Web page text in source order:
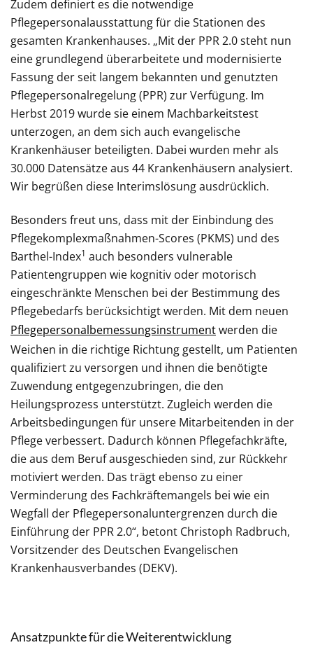
Zudem definiert es die notwendige
Pflegepersonalausstattung für die Stationen des
gesamten Krankenhauses. „Mit der PPR 2.0 steht nun
eine grundlegend überarbeitete und modernisierte
Fassung der seit langem bekannten und genutzten
Pflegepersonalregelung (PPR) zur Verfügung. Im
Herbst 2019 wurde sie einem Machbarkeitstest
unterzogen, an dem sich auch evangelische
Krankenhäuser beteiligten. Dabei wurden mehr als
30.000 Datensätze aus 44 Krankenhäusern analysiert.
Wir begrüßen diese Interimslösung ausdrücklich.
Besonders freut uns, dass mit der Einbindung des
Pflegekomplexmaßnahmen-Scores (PKMS) und des
Barthel-Index1 auch besonders vulnerable
Patientengruppen wie kognitiv oder motorisch
eingeschränkte Menschen bei der Bestimmung des
Pflegebedarfs berücksichtigt werden. Mit dem neuen
Pflegepersonalbemessungsinstrumentwerden die
Weichen in die richtige Richtung gestellt, um Patienten
qualifiziert zu versorgen und ihnen die benötigte
Zuwendung entgegenzubringen, die den
Heilungsprozess unterstützt. Zugleich werden die
Arbeitsbedingungen für unsere Mitarbeitenden in der
Pflege verbessert. Dadurch können Pflegefachkräfte,
die aus dem Beruf ausgeschieden sind, zur Rückkehr
motiviert werden. Das trägt ebenso zu einer
Verminderung des Fachkräftemangels bei wie ein
Wegfall der Pflegepersonaluntergrenzen durch die
Einführung der PPR 2.0“, betont Christoph Radbruch,
Vorsitzender des Deutschen Evangelischen
Krankenhausverbandes (DEKV).
Ansatzpunkte für die Weiterentwicklung